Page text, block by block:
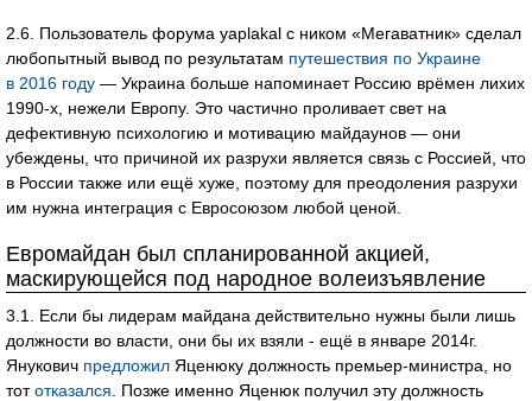
2.6. Пользователь форума yaplakal с ником «Мегаватник» сделал
любопытный вывод по результатам путешествия по Украине
в 2016 году — Украина больше напоминает Россию врёмен лихих
1990-х, нежели Европу. Это частично проливает свет на
дефективную психологию и мотивацию майдаунов — они
убеждены, что причиной их разрухи является связь с Россией, что
в России также или ещё хуже, поэтому для преодоления разрухи
им нужна интеграция с Евросоюзом любой ценой.
Евромайдан был спланированной акцией,
маскирующейся под народное волеизъявление
3.1. Если бы лидерам майдана действительно нужны были лишь
должности во власти, они бы их взяли - ещё в январе 2014г.
Янукович предложил Яценюку должность премьер-министра, но
тототказался . Позже именно Яценюк получил эту должность